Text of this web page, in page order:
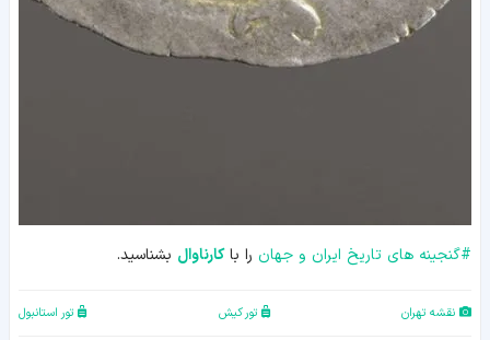
#گنجینه های تاریخ ایران و جهان را باکارناوال بشناسید.
نقشه تهران تور کیش تور استانبول